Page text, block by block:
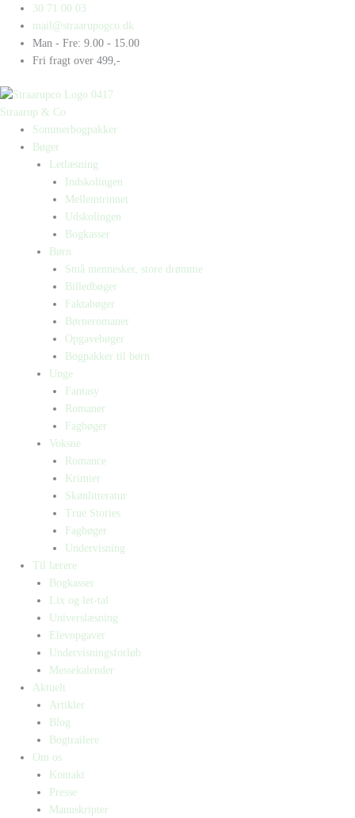
indholdet
30 71 00 03
mail@straarupogco.dk
Man - Fre: 9.00 - 15.00
Fri fragt over 499,-
Straarup & Co
Sommerbogpakker
Bøger
Letlæsning
Indskolingen
Mellemtrinnet
Udskolingen
Bogkasser
Børn
Små mennesker, store drømme
Billedbøger
Faktabøger
Børneromaner
Opgavebøger
Bogpakker til børn
Unge
Fantasy
Romaner
Fagbøger
Voksne
Romance
Krimier
Skønlitteratur
True Stories
Fagbøger
Undervisning
Til lærere
Bogkasser
Lix og let-tal
Universlæsning
Elevopgaver
Undervisningsforløb
Messekalender
Aktuelt
Artikler
Blog
Bogtrailere
Om os
Kontakt
Presse
Manuskripter
Products
search
Products
search
verdenskrig